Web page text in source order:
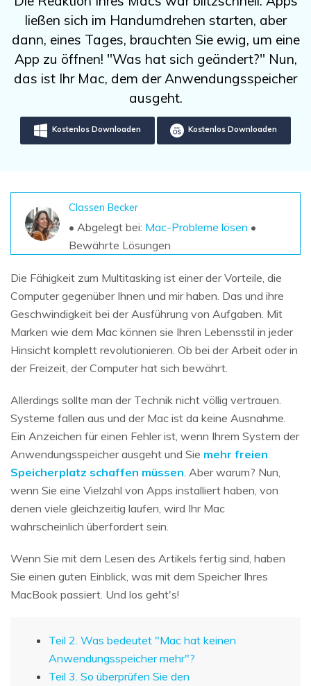
Unbegrenzte Daten vom Mac-System
wiederherstellen
Kostenlos Testen
Recoverit kostenlos
Verlorene/gel?schte Daten kostenlos
wiederherstellen
Weitere Produkte
UBackit - Datensicherung
Datenverlust-Szenarien
ALLE FUNKTIONEN ENTDECKEN
Sign In
search
ließen sich im Handumdrehen starten, aber
dann, eines Tages, brauchten Sie ewig, um eine
App zu öffnen! "Was hat sich geändert?" Nun,
das ist Ihr Mac, dem der Anwendungsspeicher
ausgeht.
Kostenlos Downloaden Kostenlos Downloaden
Classen Becker
• Abgelegt bei: Mac-Probleme lösen •
Bewährte Lösungen
Die Fähigkeit zum Multitasking ist einer der Vorteile, die
Computer gegenüber Ihnen und mir haben. Das und ihre
Geschwindigkeit bei der Ausführung von Aufgaben. Mit
Marken wie dem Mac können sie Ihren Lebensstil in jeder
Hinsicht komplett revolutionieren. Ob bei der Arbeit oder in
der Freizeit, der Computer hat sich bewährt.
Allerdings sollte man der Technik nicht völlig vertrauen.
Systeme fallen aus und der Mac ist da keine Ausnahme.
Ein Anzeichen für einen Fehler ist, wenn Ihrem System der
Anwendungsspeicher ausgeht und Sie mehr freien
Speicherplatz schaffen müssen . Aber warum? Nun,
wenn Sie eine Vielzahl von Apps installiert haben, von
denen viele gleichzeitig laufen, wird Ihr Mac
wahrscheinlich überfordert sein.
Wenn Sie mit dem Lesen des Artikels fertig sind, haben
Sie einen guten Einblick, was mit dem Speicher Ihres
MacBook passiert. Und los geht's!
Teil 2. Was bedeutet "Mac hat keinen
Anwendungsspeicher mehr"?
Teil 3. So überprüfen Sie den